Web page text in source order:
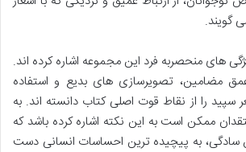
گویند.
های منحصربه فرد این مجموعه اشاره کرده اند.
مضامین، تصویرسازی های بدیع و استفاده
سپید را از نقاط قوت اصلی کتاب دانسته اند. به
ممکن است به این نکته اشاره کرده باشد که
سادگی، به پیچیده ترین احساسات انسانی دست